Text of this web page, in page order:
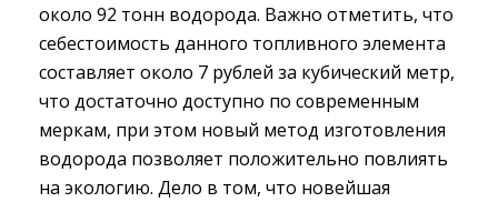
около 92 тонн водорода. Важно отметить, что
себестоимость данного топливного элемента
составляет около 7 рублей за кубический метр,
что достаточно доступно по современным
меркам, при этом новый метод изготовления
водорода позволяет положительно повлиять
на экологию. Дело в том, что новейшая